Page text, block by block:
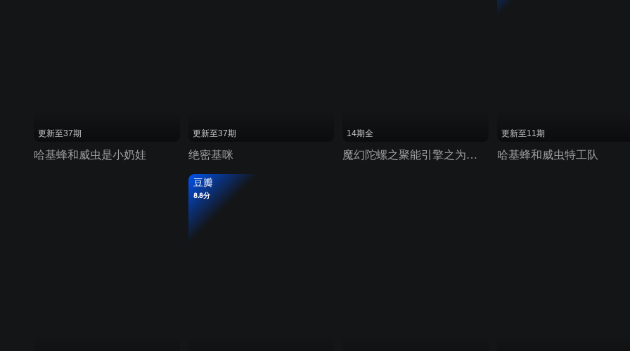
更新至37期
哈基蜂和威虫是小奶娃
更新至37期
绝密基咪
14期全
魔幻陀螺之聚能引擎之为了梦想而战特辑
更新至11期
哈基蜂和威虫特工队
豆瓣
8.8分